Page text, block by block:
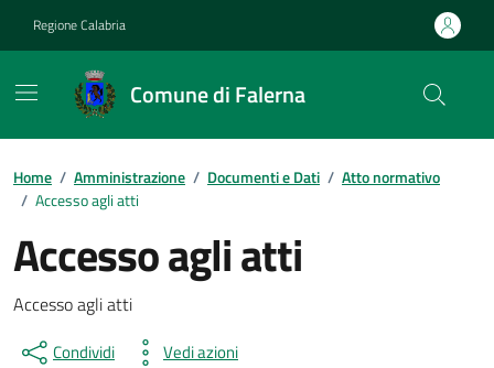
Regione Calabria
Comune di Falerna
Home / Amministrazione / Documenti e Dati / Atto normativo
/ Accesso agli atti
Accesso agli atti
Dettagli del documento
Accesso agli atti
Condividi Vedi azioni